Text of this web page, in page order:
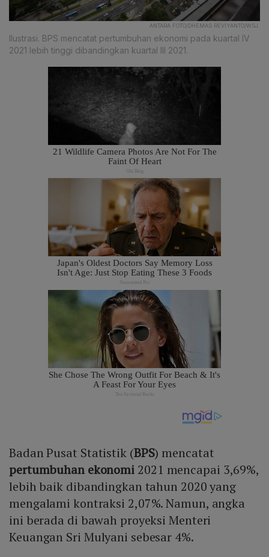
ANTARA FOTO/DHEMAS REVIYANTO/WSJ.
Ilustrasi. BPS mencatat pertumbuhan ekonomi pada kuartal IV
2021 lebih tinggi dibandingkan kuartal III 2021.
Badan Pusat Statistik (BPS) mencatat
pertumbuhan ekonomi 2021 mencapai 3,69%,
lebih baik dibandingkan tahun 2020 yang
mengalami kontraksi 2,07%. Namun, angka
ini berada di bawah proyeksi Menteri
Keuangan Sri Mulyani sebesar 4%.